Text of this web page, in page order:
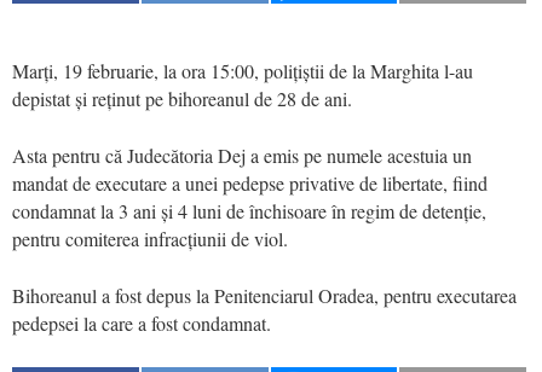
Marți, 19 februarie, la ora 15:00, polițiștii de la Marghita l-au
depistat și reținut pe bihoreanul de 28 de ani.
Asta pentru că Judecătoria Dej a emis pe numele acestuia un
mandat de executare a unei pedepse privative de libertate, fiind
condamnat la 3 ani și 4 luni de închisoare în regim de detenție,
pentru comiterea infracțiunii de viol.
Bihoreanul a fost depus la Penitenciarul Oradea, pentru executarea
pedepsei la care a fost condamnat.